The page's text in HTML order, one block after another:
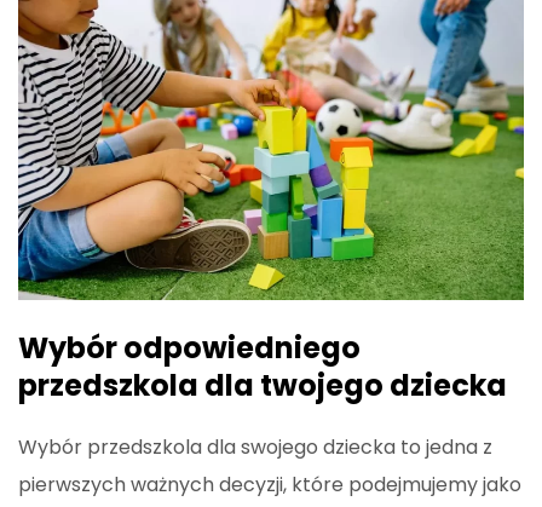
Wybór odpowiedniego
przedszkola dla twojego dziecka
Wybór przedszkola dla swojego dziecka to jedna z
pierwszych ważnych decyzji, które podejmujemy jako